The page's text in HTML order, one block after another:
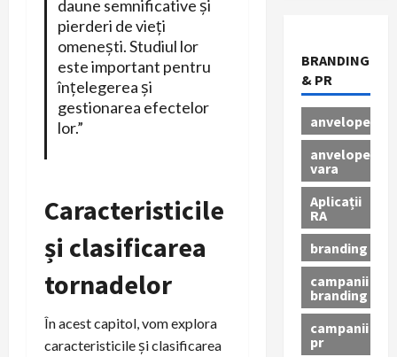
daune semnificative și
pierderi de vieți
omenești. Studiul lor
este important pentru
înțelegerea și
gestionarea efectelor
lor.”
Caracteristicile
și clasificarea
tornadelor
În acest capitol, vom explora
caracteristicile și clasificarea
BRANDING
& PR
anvelope
anvelope
vara
Aplicații
RA
branding
campanii
branding
campanii
pr